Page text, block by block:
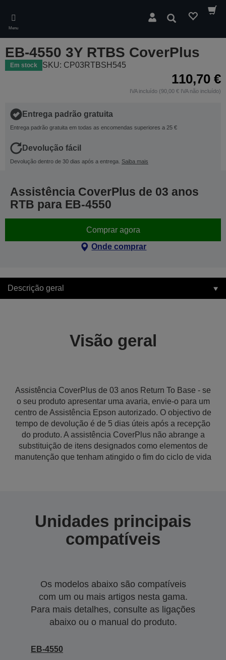
main
content
Menu
Pesquisar
EB-4550 3Y RTBS CoverPlus
Em stock SKU: CP03RTBSH545
110,70 €
IVA incluído (90,00 € IVA não incluído)
Entrega padrão gratuita
Entrega padrão gratuita em todas as encomendas superiores a 25 €
Devolução fácil
Devolução dentro de 30 dias após a entrega. Saiba mais
Assistência CoverPlus de 03 anos
RTB para EB-4550
Comprar agora
Onde comprar
Descrição geral
Visão geral
Assistência CoverPlus de 03 anos Return To Base - se
o seu produto apresentar uma avaria, envie-o para um
centro de Assistência Epson autorizado. O objectivo de
tempo de devolução é de 5 dias úteis após a recepção
do produto. A assistência CoverPlus não abrange a
substituição de itens designados como elementos de
manutenção que tenham atingido o fim do ciclo de vida
Unidades principais
compatíveis
Os modelos abaixo são compatíveis
com um ou mais artigos nesta gama.
Para mais detalhes, consulte as ligações
abaixo ou o manual do produto.
EB-4550